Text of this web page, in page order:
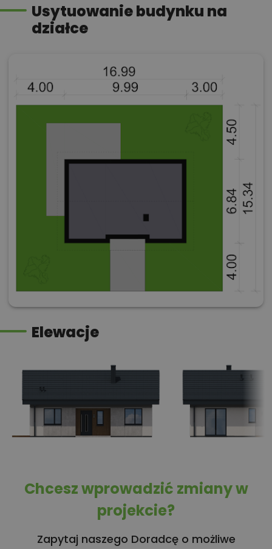
Usytuowanie budynku na
działce
Elewacje
Chcesz wprowadzić zmiany w
projekcie?
Zapytaj naszego Doradcę o możliwe